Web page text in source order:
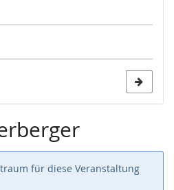
für diese Veranstaltung